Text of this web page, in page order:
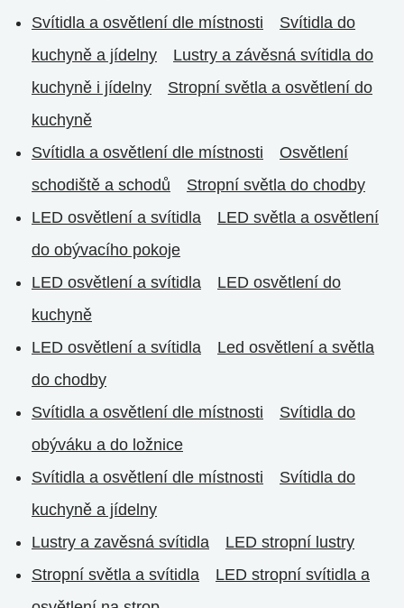
Svítidla a osvětlení dle místnosti
Svítidla do
kuchyně a jídelny
Lustry a závěsná svítidla do
kuchyně i jídelny
Stropní světla a osvětlení do
kuchyně
Svítidla a osvětlení dle místnosti
Osvětlení
schodiště a schodů
Stropní světla do chodby
LED osvětlení a svítidla
LED světla a osvětlení
do obývacího pokoje
LED osvětlení a svítidla
LED osvětlení do
kuchyně
LED osvětlení a svítidla
Led osvětlení a světla
do chodby
Svítidla a osvětlení dle místnosti
Svítidla do
obýváku a do ložnice
Svítidla a osvětlení dle místnosti
Svítidla do
kuchyně a jídelny
Lustry a zavěsná svítidla
LED stropní lustry
Stropní světla a svítidla
LED stropní svítidla a